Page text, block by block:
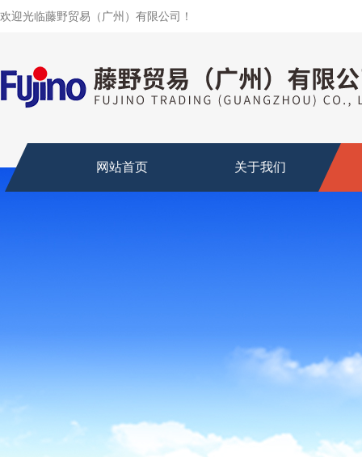
欢迎光临藤野贸易（广州）有限公司！
网站首页 关于我们